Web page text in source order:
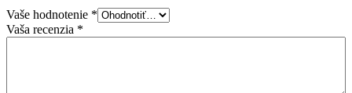
Vaše hodnotenie *
Vaša recenzia *